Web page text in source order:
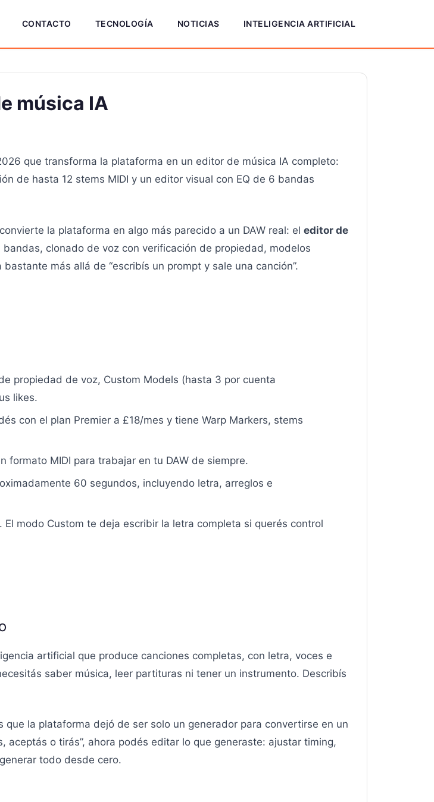
CONTACTO TECNOLOGÍA NOTICIAS INTELIGENCIA ARTIFICIAL
música IA
que transforma la plataforma en un editor de música IA completo:
de hasta 12 stems MIDI y un editor visual con EQ de 6 bandas
la plataforma en algo más parecido a un DAW real: el editor de
clonado de voz con verificación de propiedad, modelos
más allá de “escribís un prompt y sale una canción”.
propiedad de voz, Custom Models (hasta 3 por cuenta
likes.
con el plan Premier a £18/mes y tiene Warp Markers, stems
formato MIDI para trabajar en tu DAW de siempre.
60 segundos, incluyendo letra, arreglos e
modo Custom te deja escribir la letra completa si querés control
artificial que produce canciones completas, con letra, voces e
saber música, leer partituras ni tener un instrumento. Describís
la plataforma dejó de ser solo un generador para convertirse en un
aceptás o tirás”, ahora podés editar lo que generaste: ajustar timing,
todo desde cero.